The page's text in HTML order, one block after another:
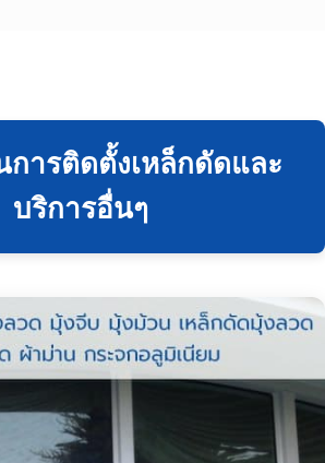
การติดตั้งเหล็กดัดและ
บริการอื่นๆ